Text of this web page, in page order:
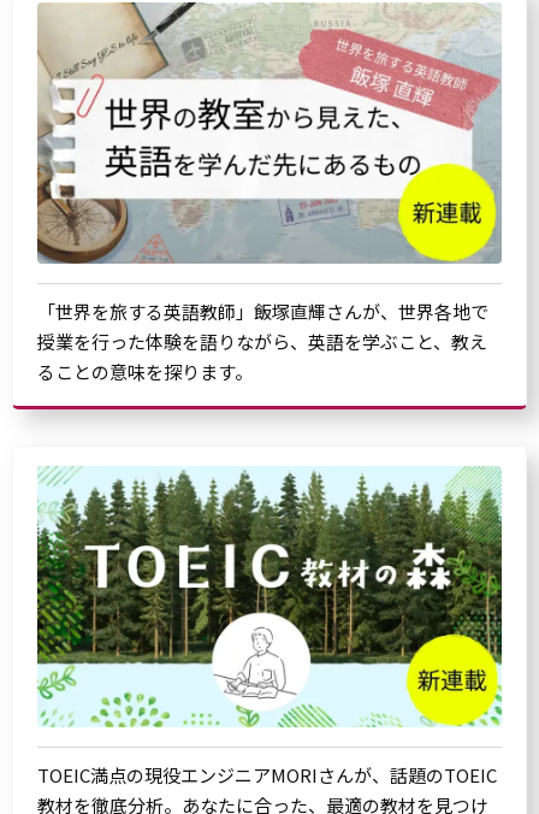
「世界を旅する英語教師」飯塚直輝さんが、世界各地で
授業を行った体験を語りながら、英語を学ぶこと、教え
ることの意味を探ります。
TOEIC満点の現役エンジニアMORIさんが、話題のTOEIC
教材を徹底分析。あなたに合った、最適の教材を見つけ